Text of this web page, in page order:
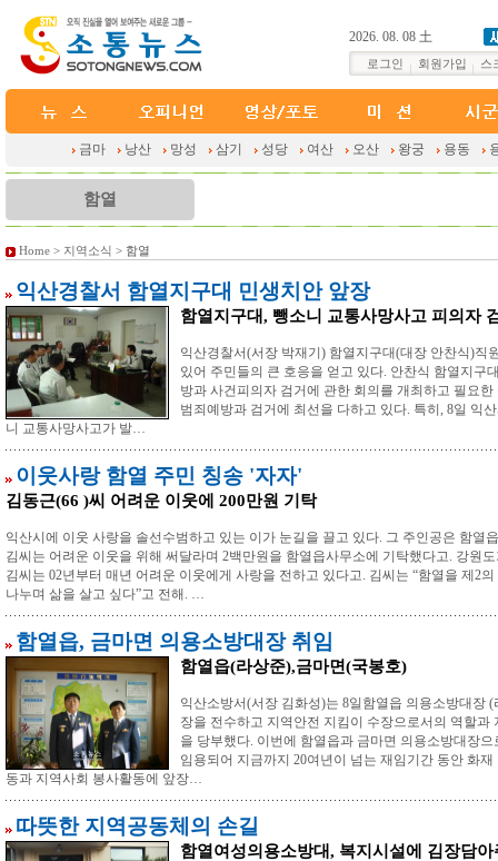
2026. 08. 08 土
로그인 회원가입 스
금마 낭산 망성 삼기 성당 여산 오산 왕궁 용동
함열
Home > 지역소식 > 함열
익산경찰서 함열지구대 민생치안 앞장
함열지구대, 뺑소니 교통사망사고 피의자
익산경찰서(서장 박재기) 함열지구대(대장 안찬식)직
있어 주민들의 큰 호응을 얻고 있다. 안찬식 함열지구
방과 사건피의자 검거에 관한 회의를 개최하고 필요
범죄예방과 검거에 최선을 다하고 있다. 특히, 8일 익
니 교통사망사고가 발…
이웃사랑 함열 주민 칭송 '자자'
김동근(66 )씨 어려운 이웃에 200만원 기탁
익산시에 이웃 사랑을 솔선수범하고 있는 이가 눈길을 끌고 있다. 그 주인공은 함열
김씨는 어려운 이웃을 위해 써달라며 2백만원을 함열읍사무소에 기탁했다고. 강원
김씨는 02년부터 매년 어려운 이웃에게 사랑을 전하고 있다고. 김씨는 “함열을 제2
나누며 삶을 살고 싶다”고 전해. …
함열읍, 금마면 의용소방대장 취임
함열읍(라상준),금마면(국봉호)
익산소방서(서장 김화성)는 8일함열읍 의용소방대장
장을 전수하고 지역안전 지킴이 수장으로서의 역할
을 당부했다. 이번에 함열읍과 금마면 의용소방대장
임용되어 지금까지 20여년이 넘는 재임기간 동안 화
동과 지역사회 봉사활동에 앞장…
따뜻한 지역공동체의 손길
함열여성의용소방대, 복지시설에 김장담